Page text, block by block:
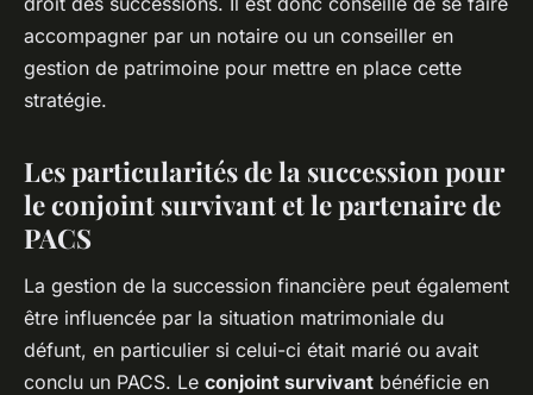
accompagner par un notaire ou un conseiller en
gestion de patrimoine pour mettre en place cette
stratégie.
Les particularités de la succession pour
le conjoint survivant et le partenaire de
PACS
La gestion de la succession financière peut également
être influencée par la situation matrimoniale du
défunt, en particulier si celui-ci était marié ou avait
conclu un PACS. Le conjoint survivant bénéficie en